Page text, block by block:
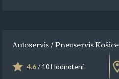
Autoservis / Pneuservis Košice
4.6/ 10 Hodnotení